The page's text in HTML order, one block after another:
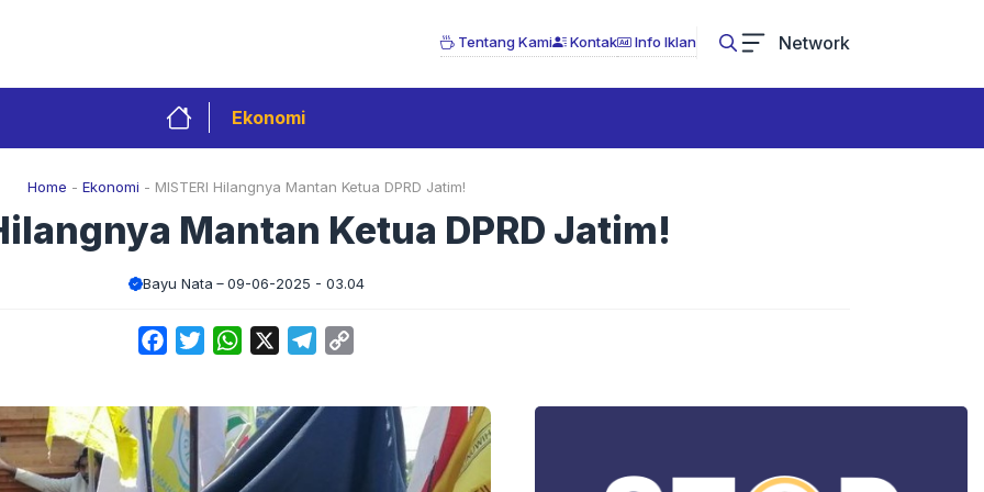
Tentang Kami Kontak Info Iklan Network
Ekonomi
Home - Ekonomi - MISTERI Hilangnya Mantan Ketua DPRD Jatim!
Mantan Ketua DPRD Jatim!
Bayu Nata 09-06-2025 - 03.04
FacebookTwitterWhatsApp Telegram